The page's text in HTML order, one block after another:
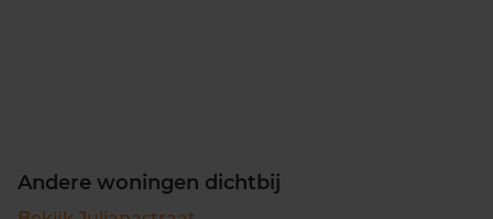
Andere woningen dichtbij